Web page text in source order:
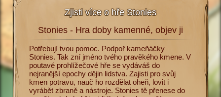
Zjisti více o hře Stonies
je
doby
Stonies - Hra doby kamenné, objev ji
Potřebují tvou pomoc. Podpoř kameňáčky
Stonies. Tak zní jméno tvého pravěkého kmene. V
poutavé prohlížečové hře se vydáváš do
nejranější epochy dějin lidstva. Zajisti pro svůj
kmen potravu, nauč ho rozdělat oheň, lovit i
vyrábět zbraně a nástroje. Stonies tě přenese do
doby
Učíš
pro